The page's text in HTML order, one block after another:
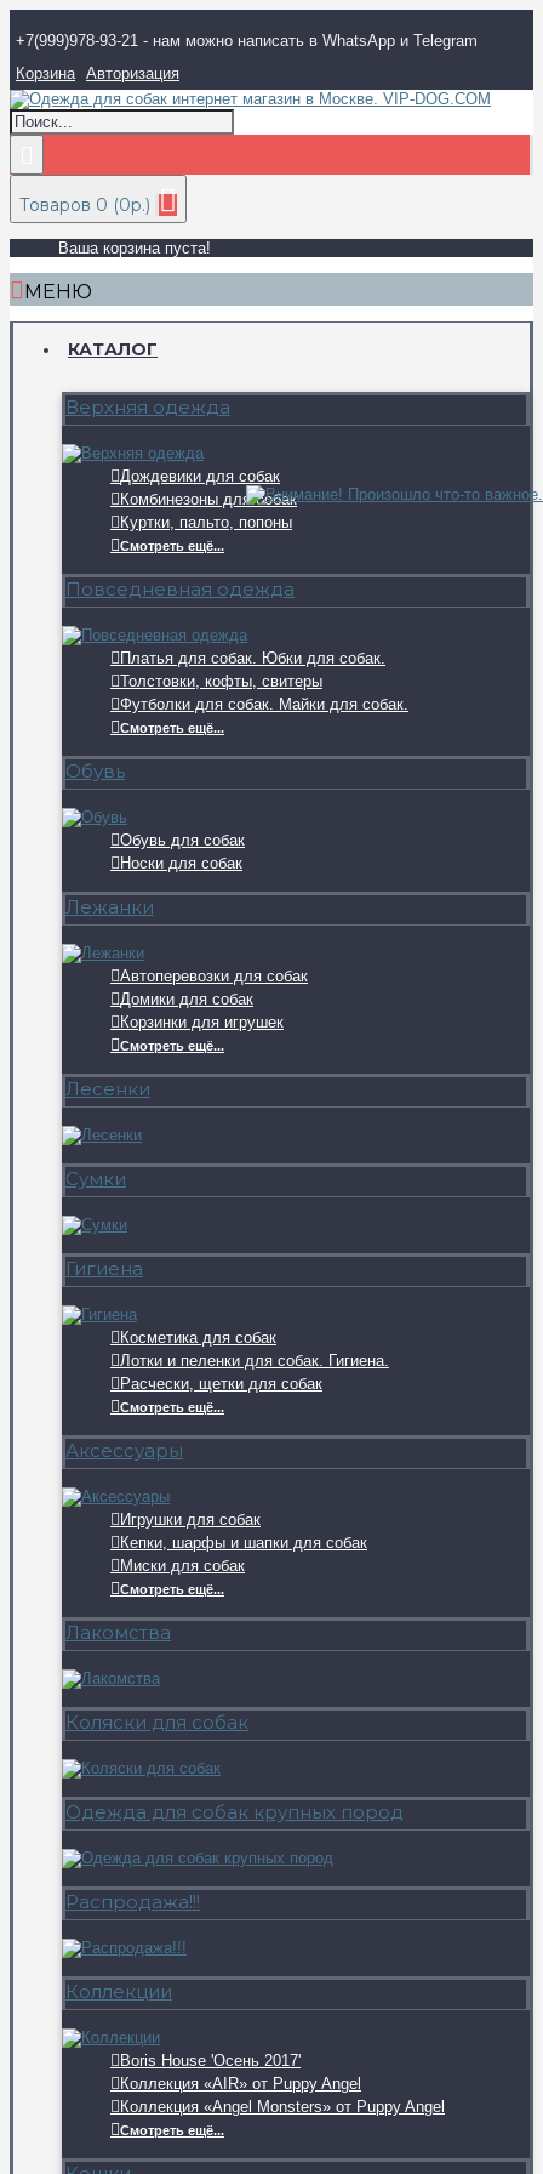
+7(999)978-93-21 - нам можно написать в WhatsApp и Telegram
Корзина Авторизация
Товаров 0 (0р.)
Ваша корзина пуста!
МЕНЮ
КАТАЛОГ
Верхняя одежда
Дождевики для собак
Комбинезоны для собак
Куртки, пальто, попоны
Смотреть ещё...
Повседневная одежда
Платья для собак. Юбки для собак.
Толстовки, кофты, свитеры
Футболки для собак. Майки для собак.
Смотреть ещё...
Обувь
Обувь для собак
Носки для собак
Лежанки
Автоперевозки для собак
Домики для собак
Корзинки для игрушек
Смотреть ещё...
Лесенки
Сумки
Гигиена
Косметика для собак
Лотки и пеленки для собак. Гигиена.
Расчески, щетки для собак
Смотреть ещё...
Аксессуары
Игрушки для собак
Кепки, шарфы и шапки для собак
Миски для собак
Смотреть ещё...
Лакомства
Коляски для собак
Одежда для собак крупных пород
Распродажа!!!
Коллекции
Boris House 'Осень 2017'
Коллекция «AIR» от Puppy Angel
Коллекция «Angel Monsters» от Puppy Angel
Смотреть ещё...